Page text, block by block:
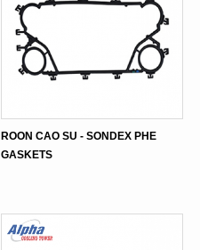
ROON CAO SU - SONDEX PHE
GASKETS